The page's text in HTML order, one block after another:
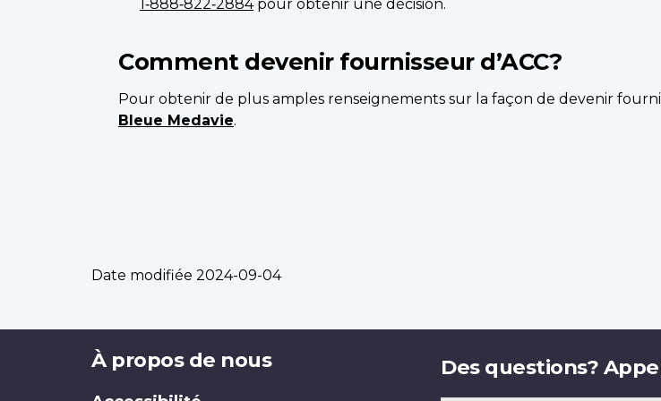
1‑888‑822‑2884pour obtenir une décision.
Comment devenir fournisseur d’ACC?
Pour obtenir de plus amples renseignements sur la façon de devenir
Bleue Medavie.
Date modifiée 2024-09-04
Brand
À propos de nous Des questions?